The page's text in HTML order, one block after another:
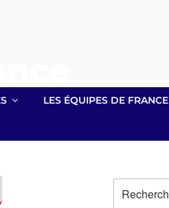
Handisport
LES ÉQUIPES DE FRANCE
pour